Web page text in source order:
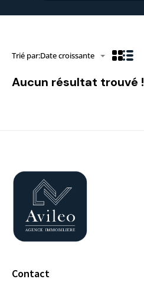
Trié par:Date croissante
Aucun résultat trouvé !
Contact